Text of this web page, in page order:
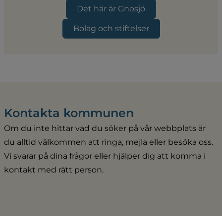
Det här är Gnosjö
Bolag och stiftelser
Kontakta kommunen
Om du inte hittar vad du söker på vår webbplats är
du alltid välkommen att ringa, mejla eller besöka oss.
Vi svarar på dina frågor eller hjälper dig att komma i
kontakt med rätt person.